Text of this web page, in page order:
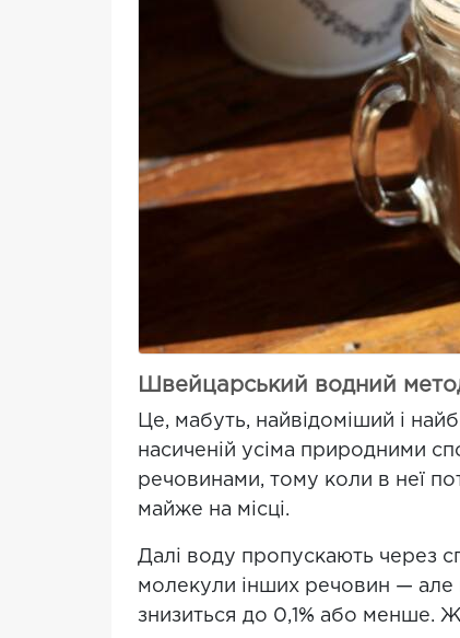
Швейцарський водний
Це, мабуть, найвідоміший і
насиченій усіма природними
речовинами, тому коли в неї
майже на місці.
Далі воду пропускають через
молекули інших речовин — але
знизиться до 0,1% або менше.